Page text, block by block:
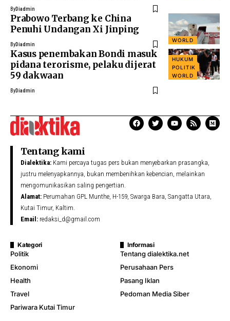
ByDiadmin
WORLD
Prabowo Terbang ke China
Penuhi Undangan Xi Jinping
ByDiadmin
HUKUM
POLITIK
WORLD
Kasus penembakan Bondi masuk
pidana terorisme, pelaku dijerat
59 dakwaan
ByDiadmin
Tentang kami
Dialektika: Kami percaya tugas pers bukan menyebarkan prasangka,
justru melenyapkannya, bukan membenihkan kebencian, melainkan
mengomunikasikan saling pengertian.
Alamat: Perumahan GPL Munthe, H-159, Swarga Bara, Sangatta Utara,
Kutai Timur, Kaltim.
Email: redaksi_d@gmail.com
Kategori
Politik
Ekonomi
Health
Travel
Pariwara Kutai Timur
Informasi
Tentang dialektika.net
Perusahaan Pers
Pasang Iklan
Pedoman Media Siber